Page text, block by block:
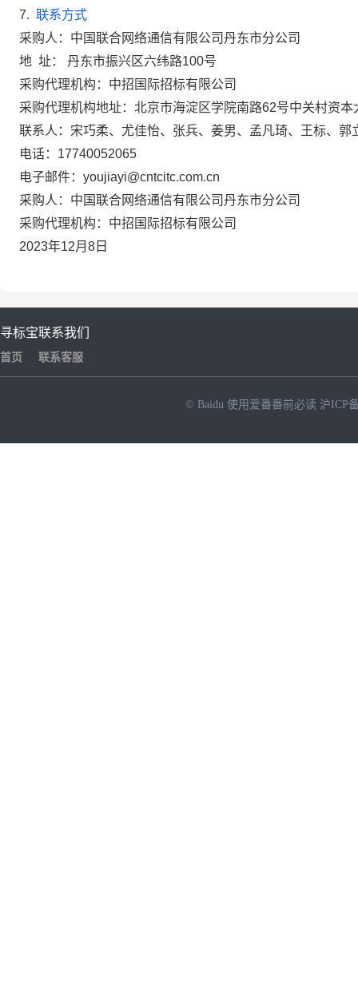
7. 联系方式
采购人：中国联合网络通信有限公司丹东市分公司
地 址： 丹东市振兴区六纬路100号
采购代理机构：中招国际招标有限公司
采购代理机构地址：北京市海淀区学院南路62号中关村资本
联系人：宋巧柔、 尤佳怡、张兵、姜男、孟凡琦、王标、郭
电话：17740052065
电子邮件：youjiayi@cntcitc.com.cn
采购人： 中国联合网络通信有限公司丹东市分公司
采购代理机构 ： 中招国际招标有限公司
2023年12月 8 日
寻标宝
首页
联系我们
联系客服
© Baidu 使用爱番番前必读 沪ICP